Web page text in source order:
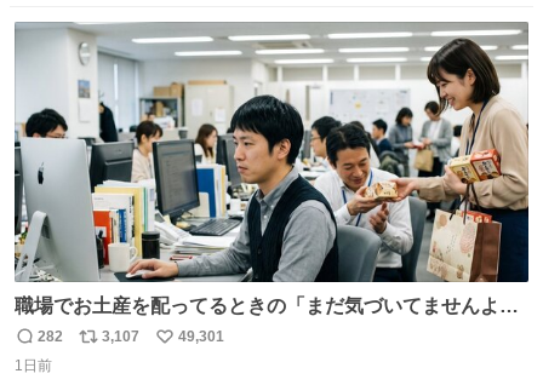
ト
数
数
職場でお土産を配ってるときの「まだ気づいてませんよ」
的な演技が毎回シンドい。
返
信
282
リ
3,107
い
49,301
1日前